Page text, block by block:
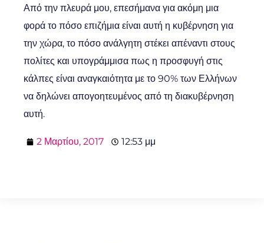
Από την πλευρά μου, επεσήμανα για ακόμη μια
φορά το πόσο επιζήμια είναι αυτή η κυβέρνηση για
την χώρα, το πόσο ανάλγητη στέκει απέναντι στους
πολίτες και υπογράμμισα πως η προσφυγή στις
κάλπες είναι αναγκαιότητα με το 90% των Ελλήνων
να δηλώνει απογοητευμένος από τη διακυβέρνηση
αυτή.
2 Μαρτίου, 2017 12:53 μμ